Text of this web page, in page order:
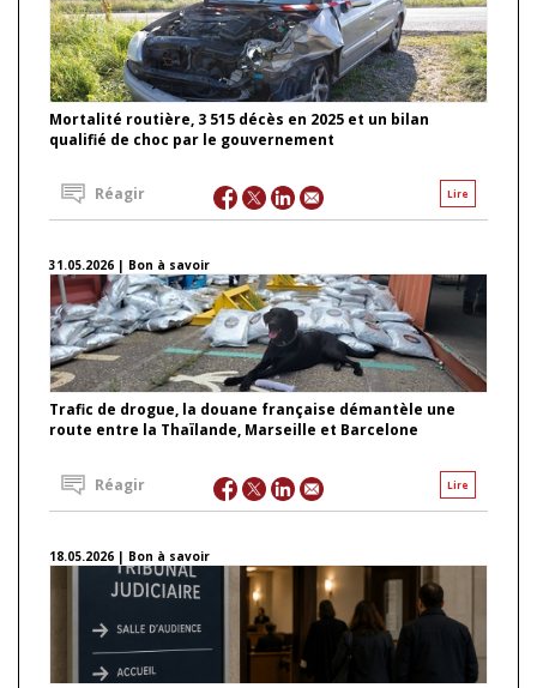
Mortalité routière, 3 515 décès en 2025 et un bilan
qualifié de choc par le gouvernement
Lire
Réagir
31.05.2026 | Bon à savoir
Trafic de drogue, la douane française démantèle une
route entre la Thaïlande, Marseille et Barcelone
Lire
Réagir
18.05.2026 | Bon à savoir